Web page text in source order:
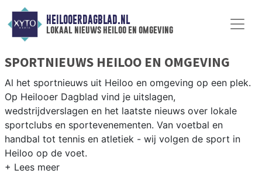
HEILOOERDAGBLAD.NL
lokaal nieuws heiloo en omgeving
SPORTNIEUWS HEILOO EN OMGEVING
Al het sportnieuws uit Heiloo en omgeving op een plek.
Op Heilooer Dagblad vind je uitslagen,
wedstrijdverslagen en het laatste nieuws over lokale
sportclubs en sportevenementen. Van voetbal en
handbal tot tennis en atletiek - wij volgen de sport in
Heiloo op de voet.